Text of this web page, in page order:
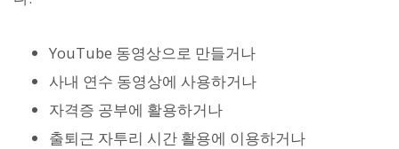
YouTube 동영상으로 만들거나
사내 연수 동영상에 사용하거나
자격증 공부에 활용하거나
출퇴근 자투리 시간 활용에 이용하거나